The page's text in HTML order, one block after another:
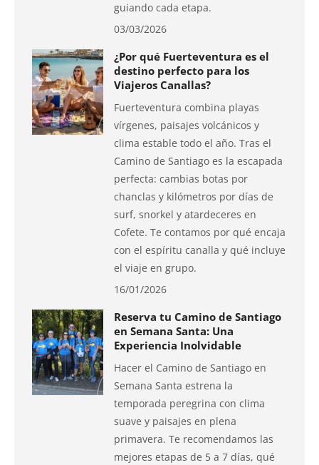
guiando cada etapa.
03/03/2026
¿Por qué Fuerteventura es el
destino perfecto para los
Viajeros Canallas?
Fuerteventura combina playas
vírgenes, paisajes volcánicos y
clima estable todo el año. Tras el
Camino de Santiago es la escapada
perfecta: cambias botas por
chanclas y kilómetros por días de
surf, snorkel y atardeceres en
Cofete. Te contamos por qué encaja
con el espíritu canalla y qué incluye
el viaje en grupo.
16/01/2026
Reserva tu Camino de Santiago
en Semana Santa: Una
Experiencia Inolvidable
Hacer el Camino de Santiago en
Semana Santa estrena la
temporada peregrina con clima
suave y paisajes en plena
primavera. Te recomendamos las
mejores etapas de 5 a 7 días, qué